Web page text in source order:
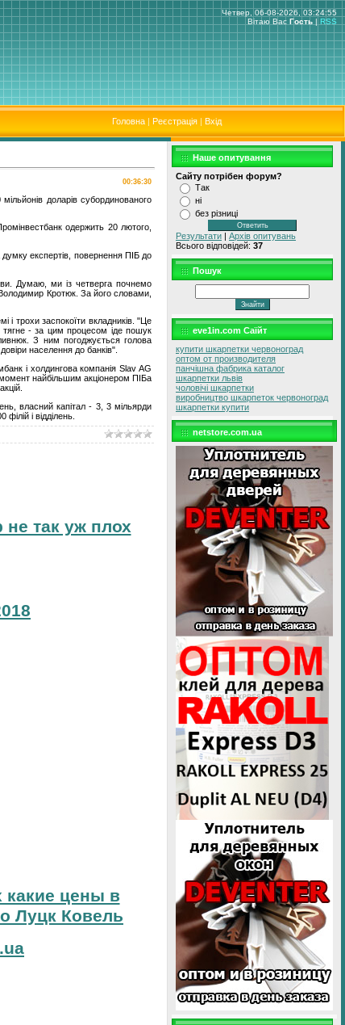
Четвер, 06-08-2026, 03:24:55
Вітаю Вас Гость | RSS
Головна | Реєстрація | Вхід
00:36:30
доларів субординованого
одержить 20 лютого,
експертів, повернення ПІБ до
Думаю, ми із четверга почнемо
Кротюк. За його словами,
і трохи заспокоїти вкладників. "Це
тягне - за цим процесом іде пошук
З ним погоджується голова
населення до банків".
і холдингова компанія Slav AG
момент найбільшим акціонером ПІБа
власний капітал - 3, 3 мільярди
і відділень.
не так уж плох
какие цены в
Луцк Ковель
Наше опитування
Сайту потрібен форум?
Так
ні
без різниці
Результати | Архів опитувань
Всього відповідей: 37
Пошук
eve1in.com Саїйт
купити шкарпетки червоноград
оптом от производителя
панчішна фабрика каталог
шкарпетки львів
чоловічі шкарпетки
виробництво шкарпеток червоноград
шкарпетки купити
netstore.com.ua